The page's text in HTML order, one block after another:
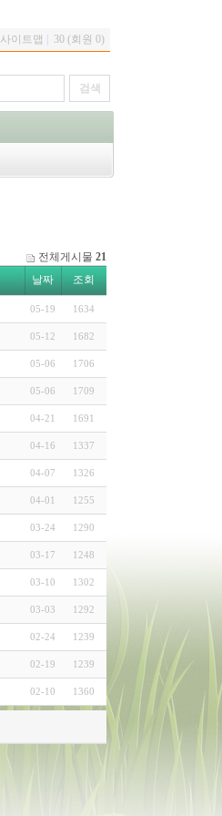
사이트맵 30 (회원 0)
전체게시물 21
날짜 조회
05-19 1634
05-12 1682
05-06 1706
05-06 1709
04-21 1691
04-16 1337
04-07 1326
04-01 1255
03-24 1290
03-17 1248
03-10 1302
03-03 1292
02-24 1239
02-19 1239
02-10 1360